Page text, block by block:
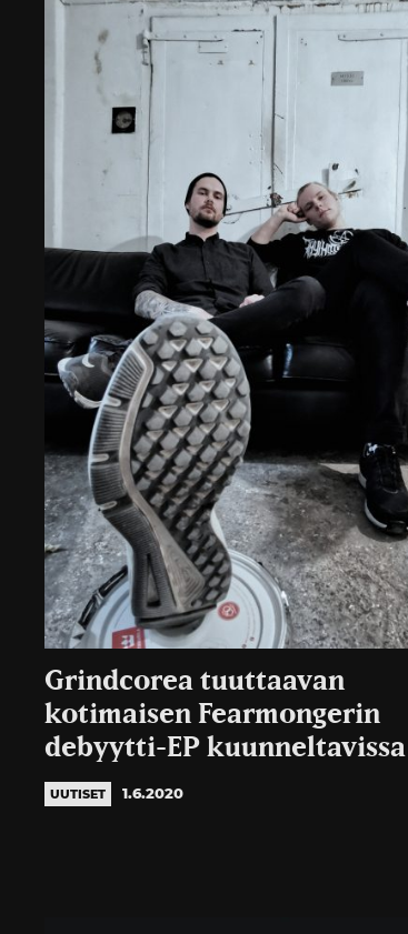
Grindcorea tuuttaavan
kotimaisen Fearmongerin
debyytti-EP kuunneltavissa
UUTISET 1.6.2020